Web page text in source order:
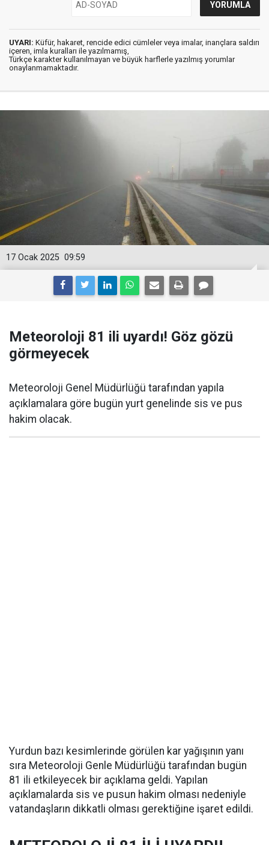
UYARI: Küfür, hakaret, rencide edici cümleler veya imalar, inançlara saldırı
içeren, imla kuralları ile yazılmamış,
Türkçe karakter kullanılmayan ve büyük harflerle yazılmış yorumlar
onaylanmamaktadır.
09:59
17 Ocak 2025
Meteoroloji 81 ili uyardı! Göz gözü
görmeyecek
Meteoroloji Genel Müdürlüğü tarafından yapıla
açıklamalara göre bugün yurt genelinde sis ve pus
hakim olacak.
Yurdun bazı kesimlerinde görülen kar yağışının yanı
sıra Meteoroloji Genle Müdürlüğü tarafından bugün
81 ili etkileyecek bir açıklama geldi. Yapılan
açıklamalarda sis ve pusun hakim olması nedeniyle
vatandaşların dikkatli olması gerektiğine işaret edildi.